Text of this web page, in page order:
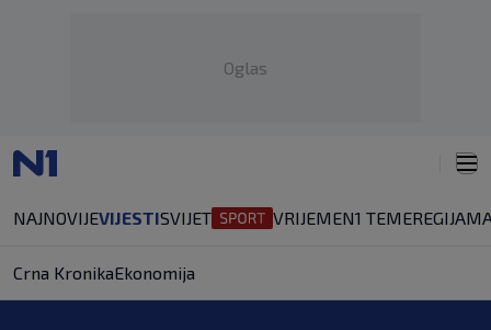
Oglas
NAJNOVIJEVIJESTISVIJET VRIJEMEN1 TEMEREGIJA
Crna KronikaEkonomija